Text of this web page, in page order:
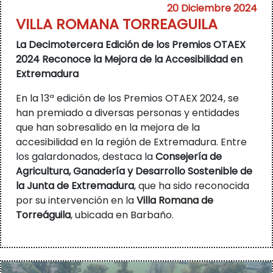
20 Diciembre 2024
VILLA ROMANA TORREAGUILA
La Decimotercera Edición de los Premios OTAEX
2024 Reconoce la Mejora de la Accesibilidad en
Extremadura
En la 13ª edición de los Premios OTAEX 2024, se
han premiado a diversas personas y entidades
que han sobresalido en la mejora de la
accesibilidad en la región de Extremadura. Entre
los galardonados, destaca laConsejería de
Agricultura, Ganadería y Desarrollo Sostenible de
la Junta de Extremadura, que ha sido reconocida
por su intervención en laVilla Romana de
Torreáguila, ubicada en Barbaño.